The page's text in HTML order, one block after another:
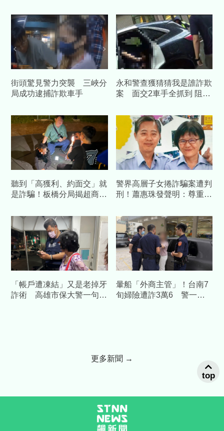
街頭驚見警力突襲 三峽分
局成功逮捕詐欺車手
永和警查獲猜猜我是誰詐欺
案 面交2車手全抓到 阻詐
聽到「高獲利、約面交」就
是詐騙！板橋分局揭超商公
警界高層子女捲詐騙案遭判
刑！蕭惠珠發聲明：尊重判
「帳戶遭凍結」又是老掉牙
詐術 高雄市保大警一句話
暈船「外商主管」！台南7
旬婦險遭詐3萬6 警一通
更多新聞 →
top